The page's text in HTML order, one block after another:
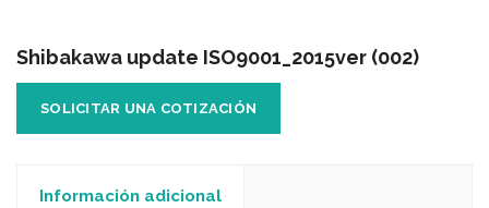
Shibakawa update ISO9001_2015ver (002)
SOLICITAR UNA COTIZACIÓN
Información adicional